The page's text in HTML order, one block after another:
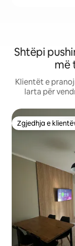
Shtëpi
më
Klientët e
larta për
Zgjedhja e
Zgjedhja e